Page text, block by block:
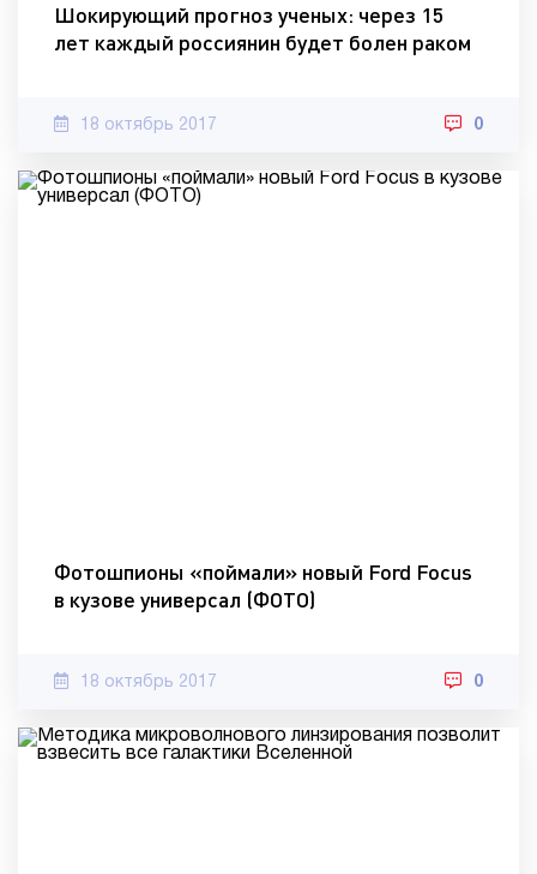
Шокирующий прогноз ученых: через 15
лет каждый россиянин будет болен раком
18 октябрь 2017 0
Фотошпионы «поймали» новый Ford Focus
в кузове универсал (ФОТО)
18 октябрь 2017 0